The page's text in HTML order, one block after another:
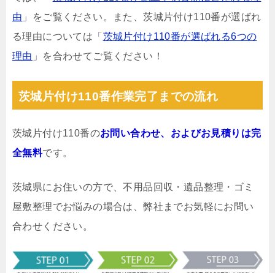
由 」をご覧ください。また、茨城片付け110番が選ばれ
る理由については「 茨城片付け110番が選ばれる6つの
理由 」を合わせてご覧ください！
茨城片付け110番作業完了までの流れ
茨城片付け110番のお問い合わせ、およびお見積りは完
全無料です。
茨城県にお住いの方で、不用品回収・遺品整理・ゴミ
屋敷整理でお悩みの場合は、弊社までお気軽にお問い
合わせください。